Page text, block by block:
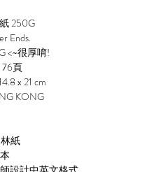
250G
Ends.
<~很厚唷!
頁
x 21 cm
KONG
紙